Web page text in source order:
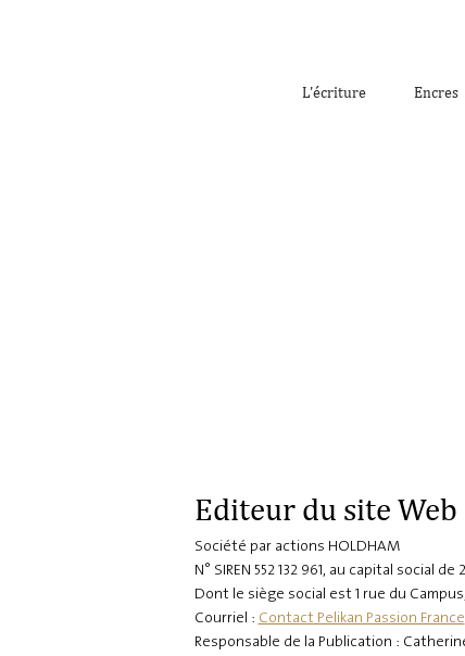
L'écriture Encres
Editeur du site Web
Société par actions HOLDHAM
N° SIREN 552 132 961, au capital social
Dont le siège social est 1 rue du Campus,
Courriel : Contact Pelikan Passion France
Responsable de la Publication :